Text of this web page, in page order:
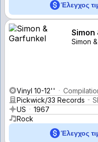
Έλεγχος
Simon
Simon
Vinyl 10-12''
Pickwick/33 Records
US
1967
Rock
Έλεγχος